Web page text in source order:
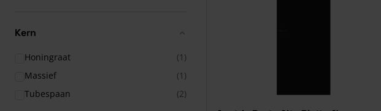
Kern
Honingraat
(1)
Massief
(1)
Tubespaan
(2)